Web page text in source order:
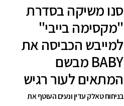
סנו משיקה בסדרת
"מקסימה בייבי"
למייבש הכביסה את
BABY מבשם
המתאים לעור רגיש
בניחוח טאלק עדין ונעים העוטף את